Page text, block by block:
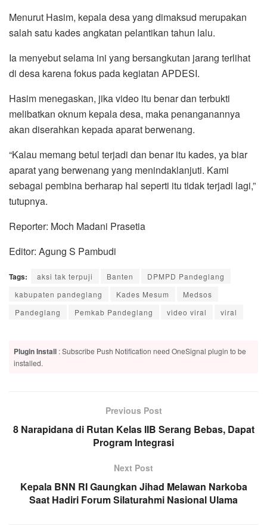
Menurut Hasim, kepala desa yang dimaksud merupakan
salah satu kades angkatan pelantikan tahun lalu.
Ia menyebut selama ini yang bersangkutan jarang terlihat
di desa karena fokus pada kegiatan APDESI.
Hasim menegaskan, jika video itu benar dan terbukti
melibatkan oknum kepala desa, maka penanganannya
akan diserahkan kepada aparat berwenang.
“Kalau memang betul terjadi dan benar itu kades, ya biar
aparat yang berwenang yang menindaklanjuti. Kami
sebagai pembina berharap hal seperti itu tidak terjadi lagi,”
tutupnya.
Reporter: Moch Madani Prasetia
Editor: Agung S Pambudi
Tags: aksi tak terpuji Banten
DPMPD Pandeglang
kabupaten pandeglang
Kades Mesum
Medsos
Pandeglang
Pemkab Pandeglang video viral viral
Plugin Install : Subscribe Push Notification need OneSignal plugin to be
installed.
Previous Post
8 Narapidana di Rutan Kelas IIB Serang Bebas, Dapat
Program Integrasi
Next Post
Kepala BNN RI Gaungkan Jihad Melawan Narkoba
Saat Hadiri Forum Silaturahmi Nasional Ulama